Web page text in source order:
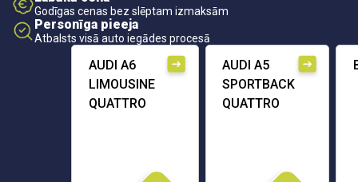
AUDI A6
LIMOUSINE
QUATTRO
AUDI A5
SPORTBACK
QUATTRO
Godīgas cenas bez slēptam izmaksām
Personīga pieeja
Atbalsts visā auto iegādes procesā